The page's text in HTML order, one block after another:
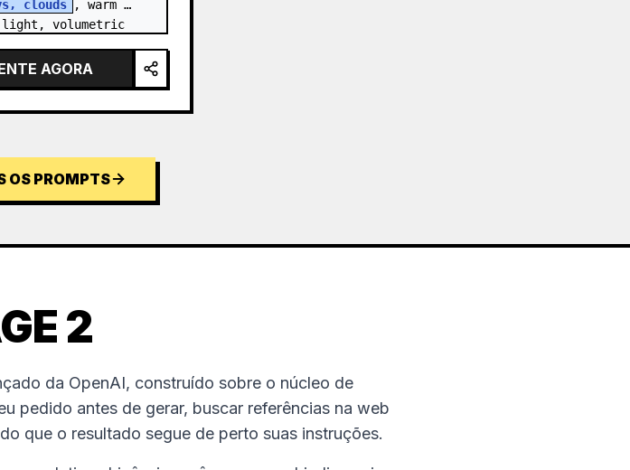
clouds
, warm
light, volumetric
AGORA
OS PROMPTS
2
da OpenAI, construído sobre o núcleo de
pedido antes de gerar, buscar referências na web
que o resultado segue de perto suas instruções.